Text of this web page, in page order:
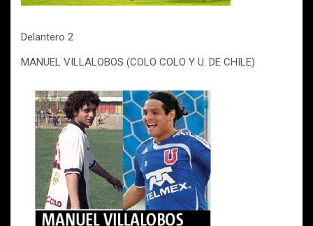
Delantero 2
MANUEL VILLALOBOS (COLO COLO Y U. DE CHILE)